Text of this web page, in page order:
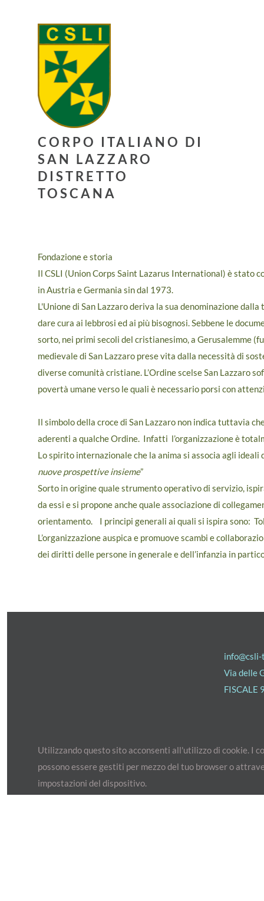
Via delle
FISCALE
Utilizzando questo sito acconsenti all'utilizzo di cookie. I
possono essere gestiti per mezzo del tuo browser o
impostazioni del dispositivo.
CORPO ITALIANO DI
SAN LAZZARO
DISTRETTO
TOSCANA
Fondazione e storia
Il CSLI (Union Corps Saint Lazarus International) è
in Austria e Germania sin dal 1973.
L'Unione di San Lazzaro deriva la sua denominazione
dare cura ai lebbrosi ed ai più bisognosi. Sebbene le
sorto, nei primi secoli del cristianesimo, a Gerusalemme
medievale di San Lazzaro prese vita dalla necessità di
diverse comunità cristiane. L’Ordine scelse San Lazzaro
povertà umane verso le quali è necessario porsi con
Il simbolo della croce di San Lazzaro non indica tuttavia
aderenti a qualche Ordine. Infatti l’organizzazione è
Lo spirito internazionale che la anima si associa agli
nuove prospettive insieme”
Sorto in origine quale strumento operativo di servizio,
da essi e si propone anche quale associazione di
orientamento. I principi generali ai quali si ispira sono:
L’organizzazione auspica e promuove scambi e
dei diritti delle persone in generale e dell’infanzia in